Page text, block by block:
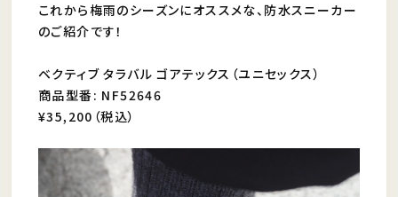
これから梅雨のシーズンにオススメな、防水スニーカー
のご紹介です！
ベクティブ タラバル ゴアテックス（ユニセックス）
商品型番: NF52646
¥35,200（税込）